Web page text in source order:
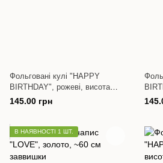
Фольговані кулі "HAPPY
BIRTHDAY", рожеві, висота
~40 см
145.00 грн
~40
В НАЯВНОСТІ 1 ШТ.